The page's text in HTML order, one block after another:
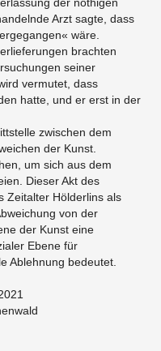
Arzt sagte, dass
wäre.
brachten
seiner
vermutet, dass
hatte, und er erst in der
zwischen dem
der Kunst.
um sich aus dem
Dieser Akt des
Zeitalter Hölderlins als
von der
der Kunst eine
Ebene für
Ablehnung bedeutet.